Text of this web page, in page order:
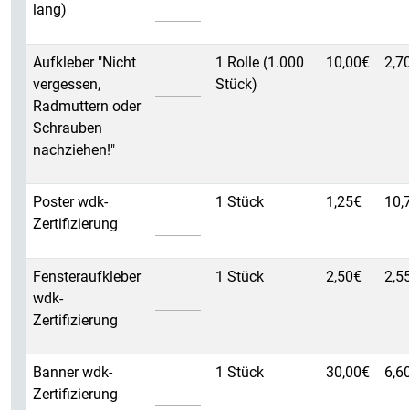
lang)
Aufkleber "Nicht
vergessen,
Radmuttern oder
Schrauben
nachziehen!"
Aufkleber Radmuttern
1 Rolle (1.000
Stück)
10,00€
Poster wdk-
Zertifizierung
Poster wdk-Zertifizierung
1 Stück 1,25€
Fensteraufkleber
wdk-
Zertifizierung
Fensteraufkleber wdk-Zertifizierung
1 Stück 2,50€
Banner wdk-
Zertifizierung
Banner wdk-Zertifizierung
1 Stück 30,00€